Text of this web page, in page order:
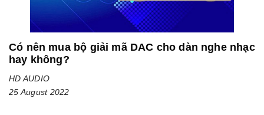
Có nên mua bộ giải mã DAC cho dàn nghe nhạc
hay không?
HD AUDIO
25 August 2022